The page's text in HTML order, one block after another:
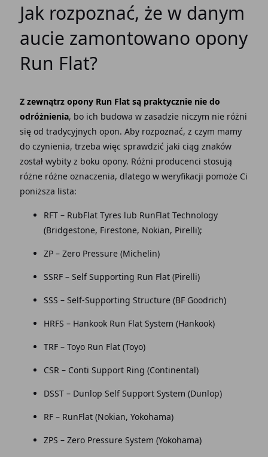
Jak rozpoznać, że w danym
aucie zamontowano opony
Run Flat?
Z zewnątrz opony Run Flat są praktycznie nie do
odróżnienia, bo ich budowa w zasadzie niczym nie różni
się od tradycyjnych opon. Aby rozpoznać, z czym mamy
do czynienia, trzeba więc sprawdzić jaki ciąg znaków
został wybity z boku opony. Różni producenci stosują
różne różne oznaczenia, dlatego w weryfikacji pomoże Ci
poniższa lista:
RFT – RubFlat Tyres lub RunFlat Technology
(Bridgestone, Firestone, Nokian, Pirelli);
ZP – Zero Pressure (Michelin)
SSRF – Self Supporting Run Flat (Pirelli)
SSS – Self-Supporting Structure (BF Goodrich)
HRFS – Hankook Run Flat System (Hankook)
TRF – Toyo Run Flat (Toyo)
CSR – Conti Support Ring (Continental)
DSST – Dunlop Self Support System (Dunlop)
RF – RunFlat (Nokian, Yokohama)
ZPS – Zero Pressure System (Yokohama)